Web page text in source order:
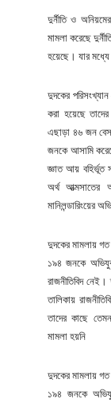
দুর্নীতি ও
মামলা করেছে
হয়েছে। যার মধ্যে
দুদকের
করা হয়েছে তাদের
এছাড়া ৪৬ জন
জনকে আসামি
জ্ঞাত আয় বহির্ভূত
অর্থ আত্মসাতের
মানিলন্ডারিংয়ের
দুদকের মামলায়
১৯৪ জনকে
রাজনীতিবিদ
তালিকায়
তাদের কাছে
মামলা হয়নি
দুদকের মামলায়
১৯৪ জনকে